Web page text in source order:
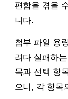
편함을 겪을
니다.
첨부 파일 용
려다 실패하
목과 선택 항
으니, 각 항목